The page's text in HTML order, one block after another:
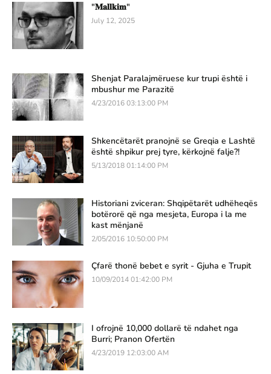
"𝐌𝐚𝐥𝐥𝐤𝐢𝐦"
July 12, 2025
Shenjat Paralajmëruese kur trupi është i
mbushur me Parazitë
4/23/2016 03:13:00 PM
Shkencëtarët pranojnë se Greqia e Lashtë
është shpikur prej tyre, kërkojnë falje?!
5/13/2018 01:14:00 PM
Historiani zviceran: Shqipëtarët udhëheqës
botërorë që nga mesjeta, Europa i la me
kast mënjanë
2/05/2016 10:50:00 PM
Çfarë thonë bebet e syrit - Gjuha e Trupit
10/09/2014 01:42:00 PM
I ofrojnë 10,000 dollarë të ndahet nga
Burri; Pranon Ofertën
4/23/2019 12:03:00 AM